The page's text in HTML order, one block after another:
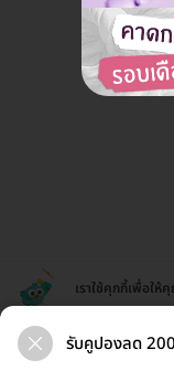
สุขภาพ
เราใช้คุกกี้เพื่อใ
รับคูปองลด